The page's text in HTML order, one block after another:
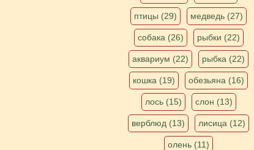
птицы (29) медведь (27)
собака (26) рыбки (22)
аквариум (22) рыбка (22)
кошка (19) обезьяна (16)
лось (15) слон (13)
верблюд (13) лисица (12)
олень (11)